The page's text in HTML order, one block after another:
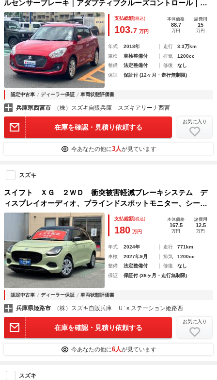
ルセンサーブレーキ｜アダプティブクルーズコントロール｜ハ
ロゲンヘッドランプ｜本革巻ステアリングホイール｜キーレス
プッシュスタート｜運転席シートヒーター｜全面ＵＶカット機
能付ガラス｜
支払総額(税込)
103.7 万円
本体価格
88.7
万円
諸費用
15
万円
年式 2018年 走行
3.3万km
車検
車検整備付 排気
1200cc
整備
法定整備付 修復
なし
保証
保証付 (12ヶ月・走行無制限)
認定中古車 ディーラー保証 車両状態評価書
兵庫県西宮市 （株）スズキ自販兵庫 スズキアリーナ西宮
在庫を確認・見積り依頼する
お気に入り
今あなたの他に3人が見ています
スズキ
スイフト ＸＧ ２ＷＤ 衝突被害軽減ブレーキシステム デ
ィスプレイオーディオ、ブラインドスポットモニター、シート
ヒーター、スズキコネクト、マニュアルエアコン、ＳＲＳサイ
ドエアバック、ＳＲＳカーテンエアバック、車線逸脱抑制、ア
ダプティブクルーズコントロール
支払総額(税込)
180 万円
本体価格
167.5
万円
諸費用
12.5
万円
年式 2024年 走行
771km
車検
2027年9月 排気
1200cc
整備
法定整備付 修復
なし
保証
保証付 (36ヶ月・走行無制限)
認定中古車 ディーラー保証 車両状態評価書
兵庫県姫路市 （株）スズキ自販兵庫 Ｕ’ｓステーション姫路西
在庫を確認・見積り依頼する
お気に入り
今あなたの他に6人が見ています
スズキ